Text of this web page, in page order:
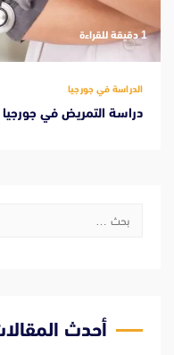
‫1 دقيقة للقراءة
الدراسة في جورجيا
دراسة التمريض في جورجيا
البحث
أحدث